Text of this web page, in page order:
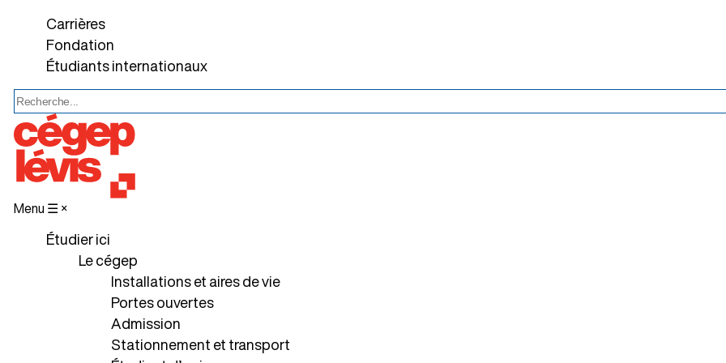
Carrières
Fondation
Étudiants internationaux
Menu ☰ ×
Étudier ici
Le cégep
Installations et aires de vie
Portes ouvertes
Admission
Stationnement et transport